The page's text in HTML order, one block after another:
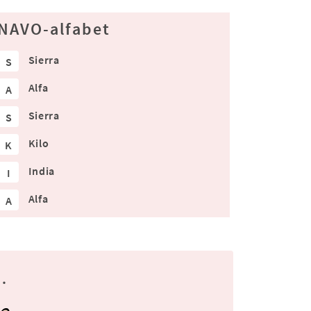
alfabet
S Sierra
A Alfa
S Sierra
K Kilo
I India
A Alfa